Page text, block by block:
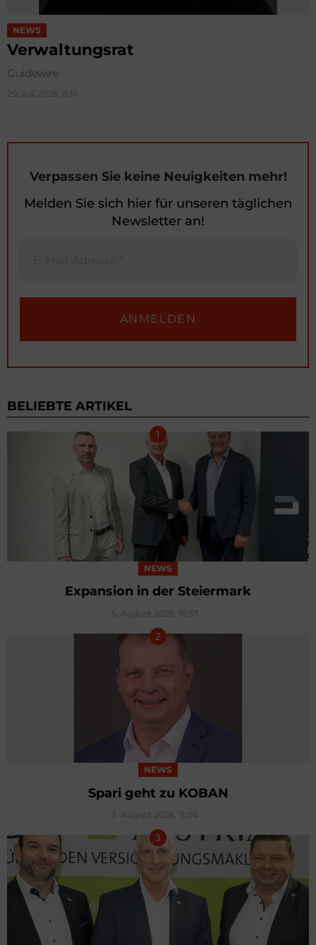
NEWS
Verwaltungsrat
Guidewire
29. Juli 2026, 8:51
Verpassen Sie keine Neuigkeiten mehr!
Melden Sie sich hier für unseren täglichen
Newsletter an!
BELIEBTE ARTIKEL
NEWS
Expansion in der Steiermark
5. August 2026, 16:57
NEWS
Spari geht zu KOBAN
3. August 2026, 11:04